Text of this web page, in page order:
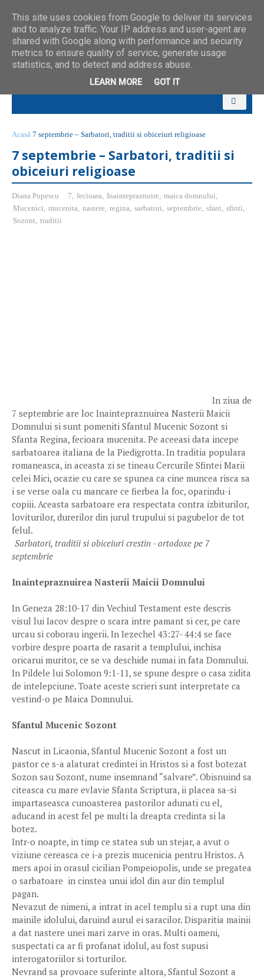
Acasă 7 septembrie – Sarbatori, traditii si obiceiuri religioase
7 septembrie – Sarbatori, traditii si
obiceiuri religioase
Diana Popescu 7, fecioara, Inaintepraznuire, maica domnului,
Mucenici, mucenita, nastere, regina, sarbatori, septembrie, sfant, sfinti,
Sozont, traditii
In ziua de
7 septembrie are loc Inaintepraznuirea Nasterii Maicii
Domnului si sunt pomeniti Sfantul Mucenic Sozont si
Sfanta Regina, fecioara mucenita. Pe aceeasi data incepe
sarbatoarea italiana de la Piedigrotta. In traditia populara
romaneasca, in aceasta zi se tineau Cercurile Sfintei Marii
celei Mici, ocazie cu care se spunea ca cine muncea risca sa
i se verse oala cu mancare ce fierbea la foc, oparindu-i
copiii. Aceasta sarbatoare era respectata contra izbiturilor,
loviturilor, durerilor din jurul trupului si pagubelor de tot
felul.
Sarbatori, traditii si obiceiuri crestin - ortodoxe pe 7
septembrie
Inaintepraznuirea Nasterii Maicii Domnului
In Geneza 28:10-17 din Vechiul Testament este descris
visul lui Iacov despre o scara intre pamant si cer, pe care
urcau si coborau ingerii. In Iezechel 43:27- 44:4 se face
vorbire despre poarta de rasarit a templului, inchisa
oricarui muritor, ce se va deschide numai in fata Domnului.
In Pildele lui Solomon 9:1-11, se spune despre o casa zidita
de intelepciune. Toate aceste scrieri sunt interpretate ca
vestind-o pe Maica Domnului.
Sfantul Mucenic Sozont
Nascut in Licaonia, Sfantul Mucenic Sozont a fost un
pastor ce s-a alaturat credintei in Hristos si a fost botezat
Sozon sau Sozont, nume insemnand “salvare”. Obisnuind sa
citeasca cu mare evlavie Sfanta Scriptura, ii placea sa-si
impartaseasca cunoasterea pastorilor adunati cu el,
aducand in acest fel pe multi la dreapta credinta si la
botez.
Intr-o noapte, in timp ce statea sub un stejar, a avut o
viziune cereasca ce i-a prezis mucenicia pentru Hristos. A
mers apoi in orasul cicilian Pompeiopolis, unde se pregatea
o sarbatoare in cinstea unui idol din aur din templul
pagan.
Nevazut de nimeni, a intrat in acel templu si a rupt una din
mainile idolului, daruind aurul ei saracilor. Disparitia mainii
a dat nastere unei mari zarve in oras. Multi oameni,
suspectati ca ar fi profanat idolul, au fost supusi
interogatoriilor si torturilor.
Nevrand sa provoace suferinte altora, Sfantul Sozont a
This site uses cookies from Google to deliver its services
and to analyze traffic. Your IP address and user-agent are
shared with Google along with performance and security
metrics to ensure quality of service, generate usage
statistics, and to detect and address abuse.
LEARN MORE GOT IT